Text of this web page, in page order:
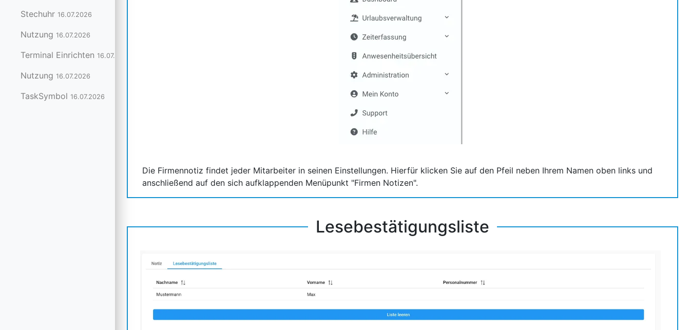
Stechuhr 16.07.2026
Nutzung 16.07.2026
Terminal Einrichten 16.07.2026
Nutzung 16.07.2026
TaskSymbol 16.07.2026
Die Firmennotiz findet jeder Mitarbeiter in seinen Einstellungen. Hierfür klicken Sie auf den Pfeil neben Ihrem Namen oben links und
anschließend auf den sich aufklappenden Menüpunkt "Firmen Notizen".
Lesebestätigungsliste